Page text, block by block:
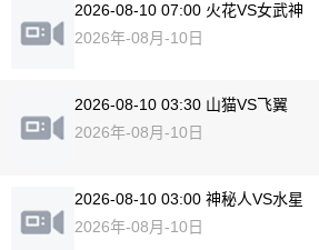
2026-08-10 07:00 火花VS女武神
2026年-08月-10日
2026-08-10 03:30 山猫VS飞翼
2026年-08月-10日
2026-08-10 03:00 神秘人VS水星
2026年-08月-10日